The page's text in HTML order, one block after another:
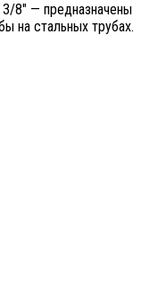
8″ — предназначены
на стальных трубах.